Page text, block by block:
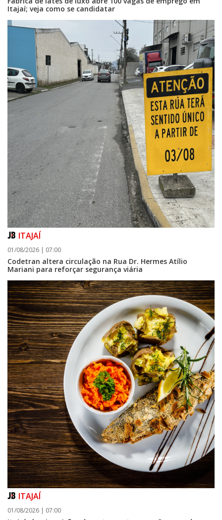
Itajaí; veja como se candidatar
ITAJAÍ
01/08/2026 | 07:00
Codetran altera circulação na Rua Dr. Hermes Atílio
Mariani para reforçar segurança viária
ITAJAÍ
01/08/2026 | 07:00